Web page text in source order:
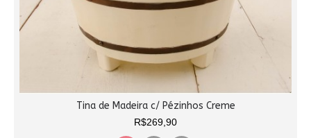
Tina de Madeira c/ Pézinhos Creme
R$269,90